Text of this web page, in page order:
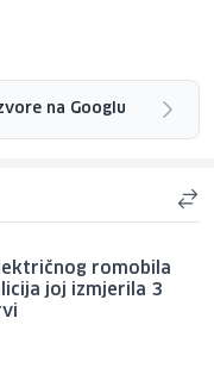
na Googlu
romobila
joj izmjerila 3